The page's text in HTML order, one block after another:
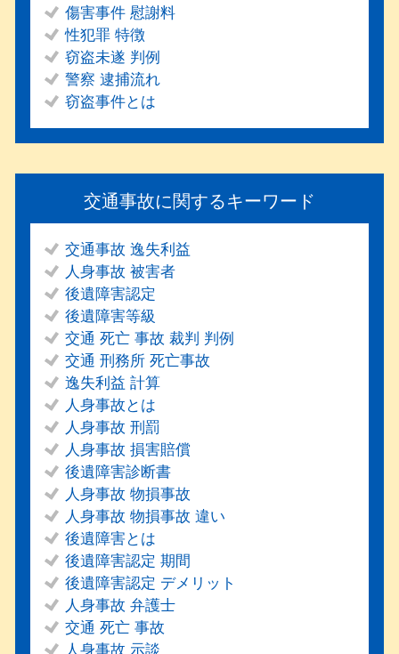
傷害事件 慰謝料
性犯罪 特徴
窃盗未遂 判例
警察 逮捕流れ
窃盗事件とは
交通事故に関するキーワード
交通事故 逸失利益
人身事故 被害者
後遺障害認定
後遺障害等級
交通 死亡 事故 裁判 判例
交通 刑務所 死亡事故
逸失利益 計算
人身事故とは
人身事故 刑罰
人身事故 損害賠償
後遺障害診断書
人身事故 物損事故
人身事故 物損事故 違い
後遺障害とは
後遺障害認定 期間
後遺障害認定 デメリット
人身事故 弁護士
交通 死亡 事故
人身事故 示談